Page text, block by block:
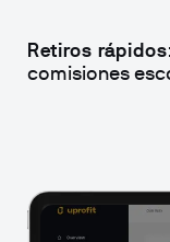
Retiros rápidos
comisiones